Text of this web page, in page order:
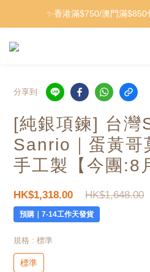
✨香港滿$750/澳門滿$850
分享到
[純銀項鍊] 台灣
Sanrio｜蛋黃哥
手工製 【今團:8
HK$1,648.00
HK$1,318.00
預購｜7-14工作天發貨
規格 : 標準
標準